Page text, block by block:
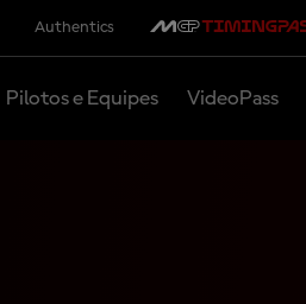
Authentics
Pilotos e Equipes VideoPass